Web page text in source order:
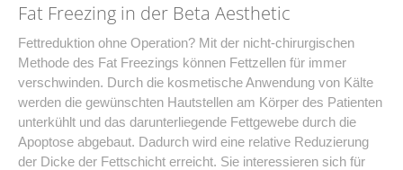
Fat Freezing in der Beta Aesthetic
Fettreduktion ohne Operation? Mit der nicht-chirurgischen
Methode des Fat Freezings können Fettzellen für immer
verschwinden. Durch die kosmetische Anwendung von Kälte
werden die gewünschten Hautstellen am Körper des Patienten
unterkühlt und das darunterliegende Fettgewebe durch die
Apoptose abgebaut. Dadurch wird eine relative Reduzierung
der Dicke der Fettschicht erreicht. Sie interessieren sich für